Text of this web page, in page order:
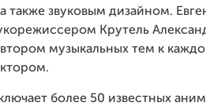
также звуковым дизайном.
Крутель
музыкальных тем к
более 50 известных